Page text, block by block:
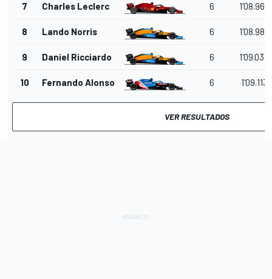
7 Charles Leclerc 6 1'08.960
8 Lando Norris 6 1'08.980
9 Daniel Ricciardo 6 1'09.039
10 Fernando Alonso 6 1'09.113
VER RESULTADOS